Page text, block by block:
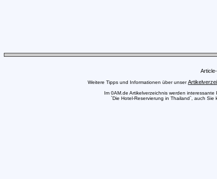
Weitere Tipps und Informationen über unser
Im 0AM.de Artikelverzeichnis werden
`Die Hotel-Reservierung in Thailand`, auch